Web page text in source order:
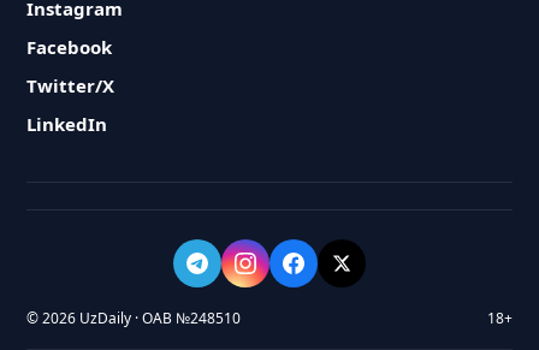
Instagram
Facebook
Twitter/X
LinkedIn
© 2026 UzDaily · ОАВ №248510 18+